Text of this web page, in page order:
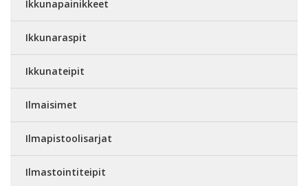
Ikkunapainikkeet
Ikkunaraspit
Ikkunateipit
Ilmaisimet
Ilmapistoolisarjat
Ilmastointiteipit